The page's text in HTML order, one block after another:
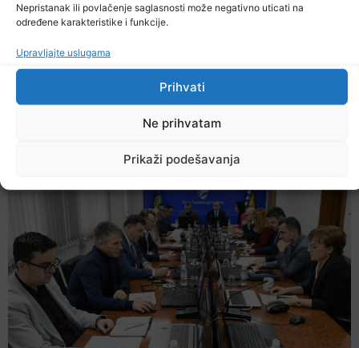
Nepristanak ili povlačenje saglasnosti može negativno uticati na
određene karakteristike i funkcije.
Upravljajte uslugama
Prihvati
Ne prihvatam
Prikaži podešavanja
Danas počela isplata uvećanih penzija